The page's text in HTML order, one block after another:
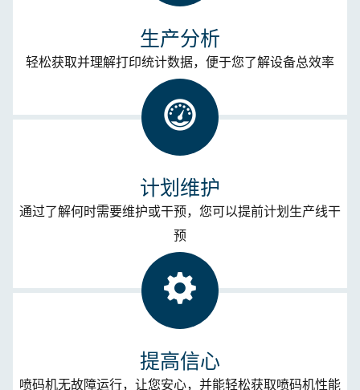
生产分析
轻松获取并理解打印统计数据，便于您了解设备总效率
计划维护
通过了解何时需要维护或干预，您可以提前计划生产线干
预
提高信心
喷码机无故障运行，让您安心，并能轻松获取喷码机性能